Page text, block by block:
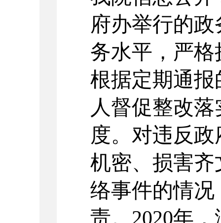
府办举行的政
务水平，严
根据定期通报
人督促整改
度。对违反
机密、损害齐
络事件的情
责。 2020年